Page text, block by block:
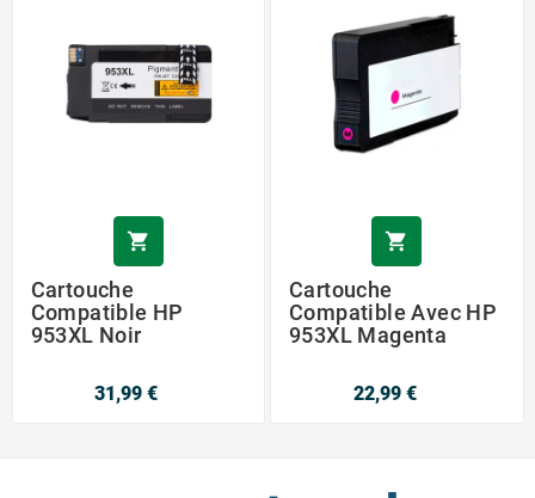

Cartouche
Compatible HP
953XL Noir
31,99 €

Cartouche
Compatible Avec HP
953XL Magenta
22,99 €